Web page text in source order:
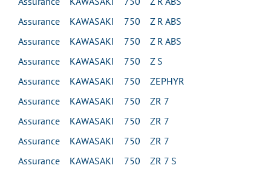
Assurance KAWASAKI 750 Z R ABS
Assurance KAWASAKI 750 Z R ABS
Assurance KAWASAKI 750 Z S
Assurance KAWASAKI 750 ZEPHYR
Assurance KAWASAKI 750 ZR 7
Assurance KAWASAKI 750 ZR 7
Assurance KAWASAKI 750 ZR 7
Assurance KAWASAKI 750 ZR 7 S